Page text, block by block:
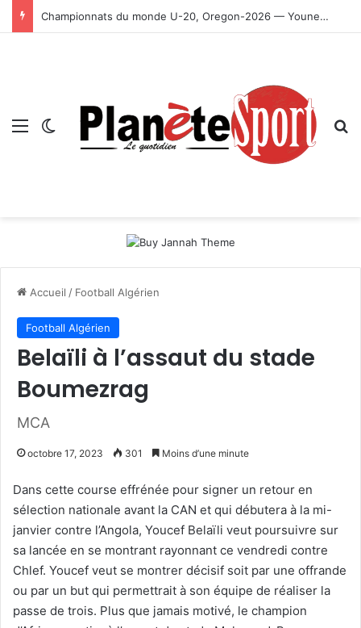
Championnats du monde U-20, Oregon-2026 — Younes Ayachi décroche la médaille d’or
Menu Switch skin
Accueil / Football Algérien
Football Algérien
Belaïli à l’assaut du stade
Boumezrag
MCA
octobre 17, 2023 301 Moins d’une minute
Dans cette course effrénée pour signer un retour en
sélection nationale avant la CAN et qui débutera à la mi-
janvier contre l’Angola, Youcef Belaïli veut poursuivre sur
sa lancée en se montrant rayonnant ce vendredi contre
Chlef. Youcef veut se montrer décisif soit par une offrande
ou par un but qui permettrait à son équipe de réaliser la
passe de trois. Plus que jamais motivé, le champion